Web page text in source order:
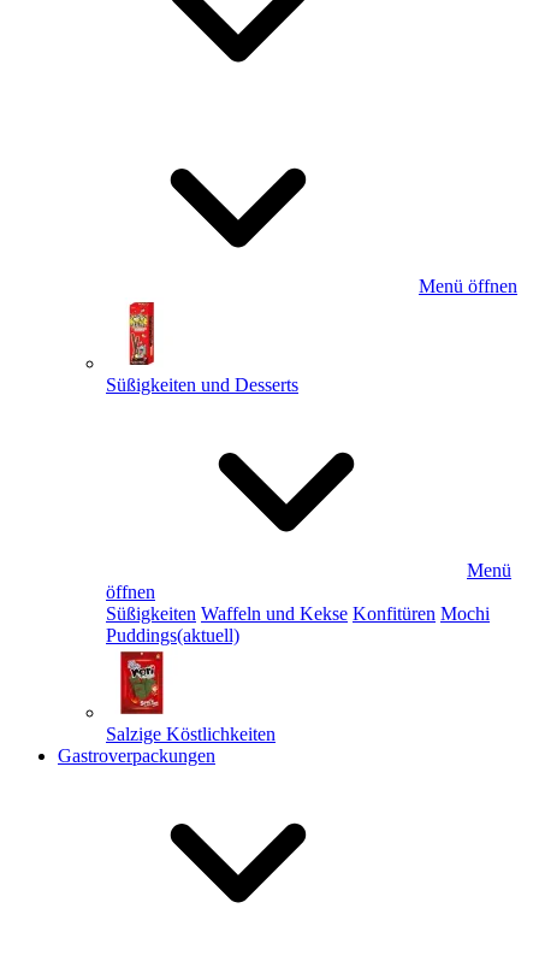
Menü öffnen
Süßigkeiten und Desserts
Menü
öffnen
Süßigkeiten Waffeln und Kekse Konfitüren Mochi
Puddings(aktuell)
Salzige Köstlichkeiten
Gastroverpackungen